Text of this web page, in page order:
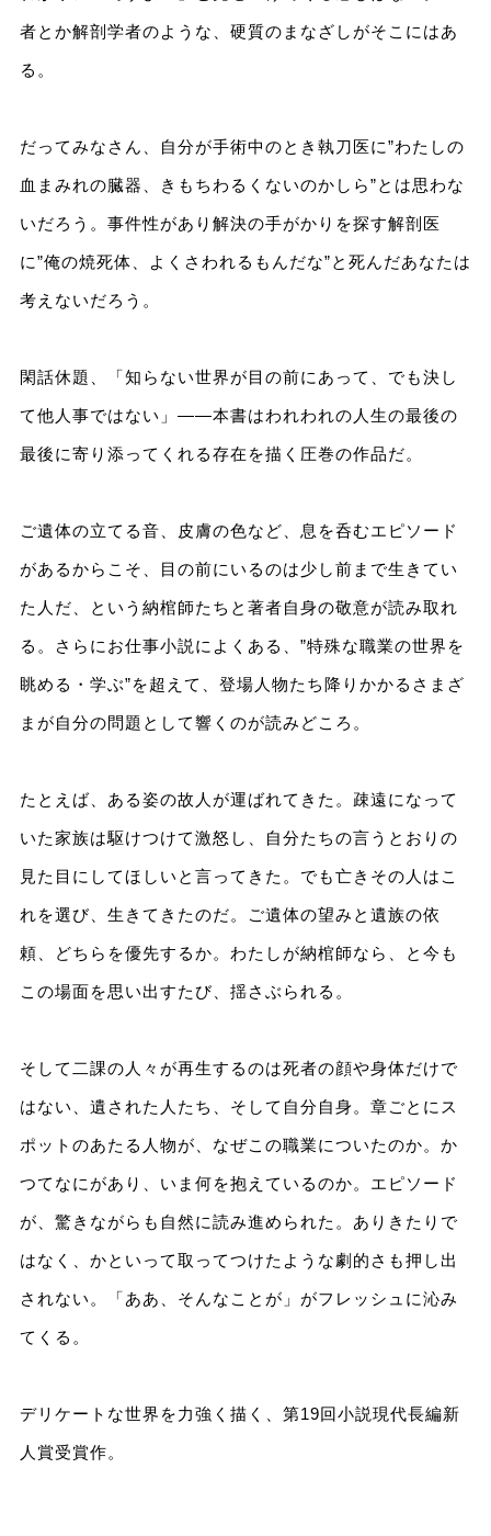
者とか解剖学者のような、硬質のまなざしがそこにはあ
る。
だってみなさん、自分が手術中のとき執刀医に”わたしの
血まみれの臓器、きもちわるくないのかしら”とは思わな
いだろう。事件性があり解決の手がかりを探す解剖医
に”俺の焼死体、よくさわれるもんだな”と死んだあなたは
考えないだろう。
閑話休題、「知らない世界が目の前にあって、でも決し
て他人事ではない」――本書はわれわれの人生の最後の
最後に寄り添ってくれる存在を描く圧巻の作品だ。
ご遺体の立てる音、皮膚の色など、息を呑むエピソード
があるからこそ、目の前にいるのは少し前まで生きてい
た人だ、という納棺師たちと著者自身の敬意が読み取れ
る。さらにお仕事小説によくある、”特殊な職業の世界を
眺める・学ぶ”を超えて、登場人物たち降りかかるさまざ
まが自分の問題として響くのが読みどころ。
たとえば、ある姿の故人が運ばれてきた。疎遠になって
いた家族は駆けつけて激怒し、自分たちの言うとおりの
見た目にしてほしいと言ってきた。でも亡きその人はこ
れを選び、生きてきたのだ。ご遺体の望みと遺族の依
頼、どちらを優先するか。わたしが納棺師なら、と今も
この場面を思い出すたび、揺さぶられる。
そして二課の人々が再生するのは死者の顔や身体だけで
はない、遺された人たち、そして自分自身。章ごとにス
ポットのあたる人物が、なぜこの職業についたのか。か
つてなにがあり、いま何を抱えているのか。エピソード
が、驚きながらも自然に読み進められた。ありきたりで
はなく、かといって取ってつけたような劇的さも押し出
されない。「ああ、そんなことが」がフレッシュに沁み
てくる。
デリケートな世界を力強く描く、第19回小説現代長編新
人賞受賞作。